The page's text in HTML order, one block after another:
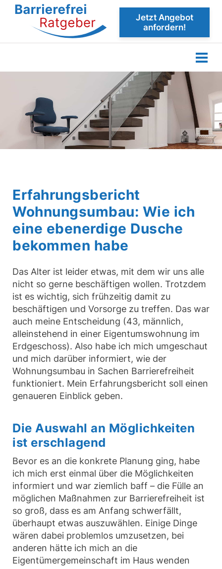
Jetzt Angebot
anfordern!
Erfahrungsbericht
Wohnungsumbau: Wie ich
eine ebenerdige Dusche
bekommen habe
Das Alter ist leider etwas, mit dem wir uns alle
nicht so gerne beschäftigen wollen. Trotzdem
ist es wichtig, sich frühzeitig damit zu
beschäftigen und Vorsorge zu treffen. Das war
auch meine Entscheidung (43, männlich,
alleinstehend in einer Eigentumswohnung im
Erdgeschoss). Also habe ich mich umgeschaut
und mich darüber informiert, wie der
Wohnungsumbau in Sachen Barrierefreiheit
funktioniert. Mein Erfahrungsbericht soll einen
genaueren Einblick geben.
Die Auswahl an Möglichkeiten
ist erschlagend
Bevor es an die konkrete Planung ging, habe
ich mich erst einmal über die Möglichkeiten
informiert und war ziemlich baff – die Fülle an
möglichen Maßnahmen zur Barrierefreiheit ist
so groß, dass es am Anfang schwerfällt,
überhaupt etwas auszuwählen. Einige Dinge
wären dabei problemlos umzusetzen, bei
anderen hätte ich mich an die
Eigentümergemeinschaft im Haus wenden